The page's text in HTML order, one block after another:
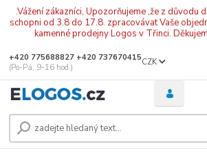
.Vážení zákazníci, Upozorňujeme ,že z důvodu
schopni od 3.8 do 17.8. zpracovávat Vaše
kamenné prodejny Logos v Třinci.
CZK
+420 775688827 +420 737670415
(Po-Pá, 9-16 hod.)